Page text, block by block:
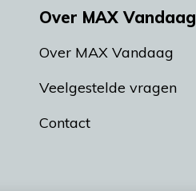
Over MAX Vandaag
Over MAX Vandaag
Veelgestelde vragen
Contact